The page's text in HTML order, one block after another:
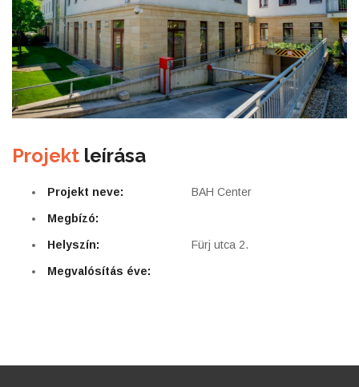
Projekt leírása
Projekt neve: BAH Center
Megbízó:
Helyszín: Fürj utca 2.
Megvalósítás éve: